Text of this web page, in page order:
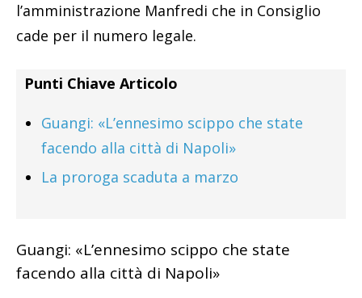
l’amministrazione Manfredi che in Consiglio
cade per il numero legale.
Punti Chiave Articolo
Guangi: «L’ennesimo scippo che state
facendo alla città di Napoli»
La proroga scaduta a marzo
Guangi: «L’ennesimo scippo che state
facendo alla città di Napoli»